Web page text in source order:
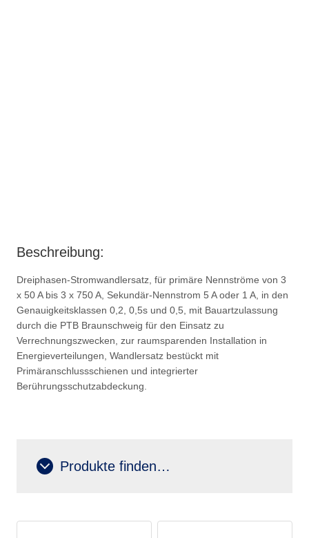
Beschreibung:
Dreiphasen-Stromwandlersatz, für primäre Nennströme von 3
x 50 A bis 3 x 750 A, Sekundär-Nennstrom 5 A oder 1 A, in den
Genauigkeitsklassen 0,2, 0,5s und 0,5, mit Bauartzulassung
durch die PTB Braunschweig für den Einsatz zu
Verrechnungszwecken, zur raumsparenden Installation in
Energieverteilungen, Wandlersatz bestückt mit
Primäranschlussschienen und integrierter
Berührungsschutzabdeckung.
Produkte finden…